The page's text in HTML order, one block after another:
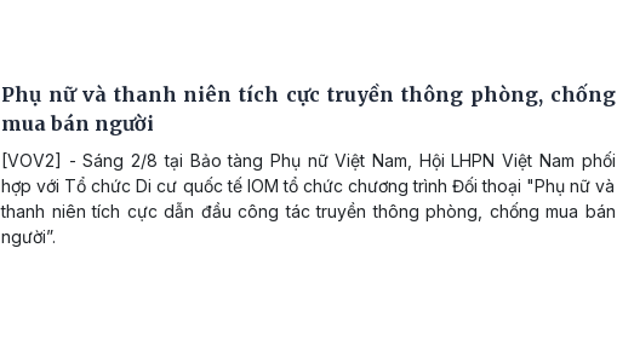
Phụ nữ và thanh niên tích cực truyền thông phòng, chống
mua bán người
[VOV2] - Sáng 2/8 tại Bảo tàng Phụ nữ Việt Nam, Hội LHPN Việt Nam phối
hợp với Tổ chức Di cư quốc tế IOM tổ chức chương trình Đối thoại "Phụ nữ và
thanh niên tích cực dẫn đầu công tác truyền thông phòng, chống mua bán
người”.